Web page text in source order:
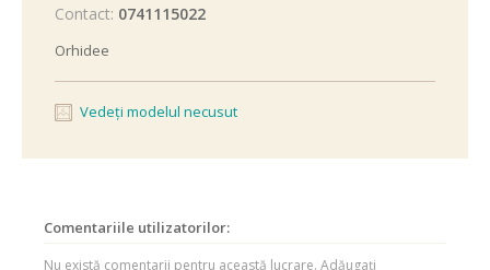
Contact: 0741115022
Orhidee
Vedeți modelul necusut
Comentariile utilizatorilor:
Nu există comentarii pentru această lucrare. Adăugați